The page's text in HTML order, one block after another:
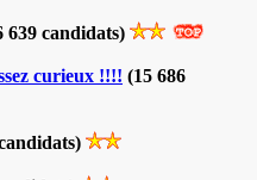
639 candidats)
curieux !!!! (15 686